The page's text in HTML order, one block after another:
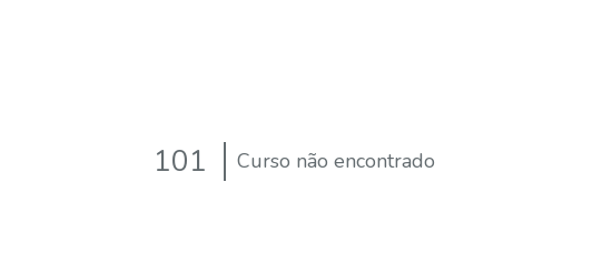
101 Curso não encontrado